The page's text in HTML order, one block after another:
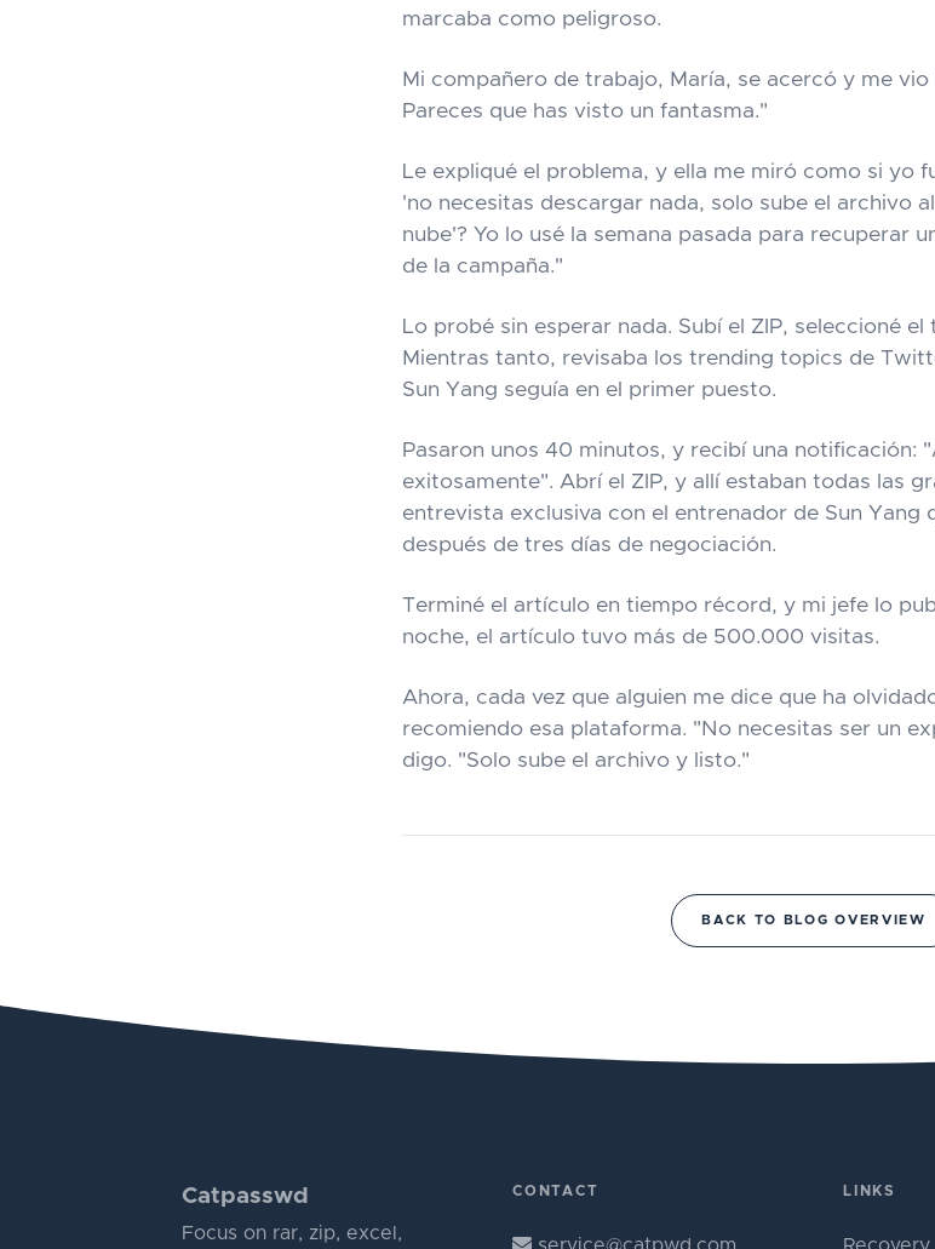
marcaba como peligroso.
Mi compañero de trabajo, María, se acercó y me vio
Pareces que has visto un fantasma."
Le expliqué el problema, y ella me miró como si yo
'no necesitas descargar nada, solo sube el archivo
nube'? Yo lo usé la semana pasada para recuperar
de la campaña."
Lo probé sin esperar nada. Subí el ZIP, seleccioné
Mientras tanto, revisaba los trending topics de
Sun Yang seguía en el primer puesto.
Pasaron unos 40 minutos, y recibí una notificación:
exitosamente". Abrí el ZIP, y allí estaban todas las
entrevista exclusiva con el entrenador de Sun Yang
después de tres días de negociación.
Terminé el artículo en tiempo récord, y mi jefe lo
noche, el artículo tuvo más de 500.000 visitas.
Ahora, cada vez que alguien me dice que ha
recomiendo esa plataforma. "No necesitas ser un
digo. "Solo sube el archivo y listo."
BACK TO BLOG OVERVIEW
Catpasswd
Focus on rar, zip, excel,
CONTACT
service@catpwd.com
LINKS
Recovery